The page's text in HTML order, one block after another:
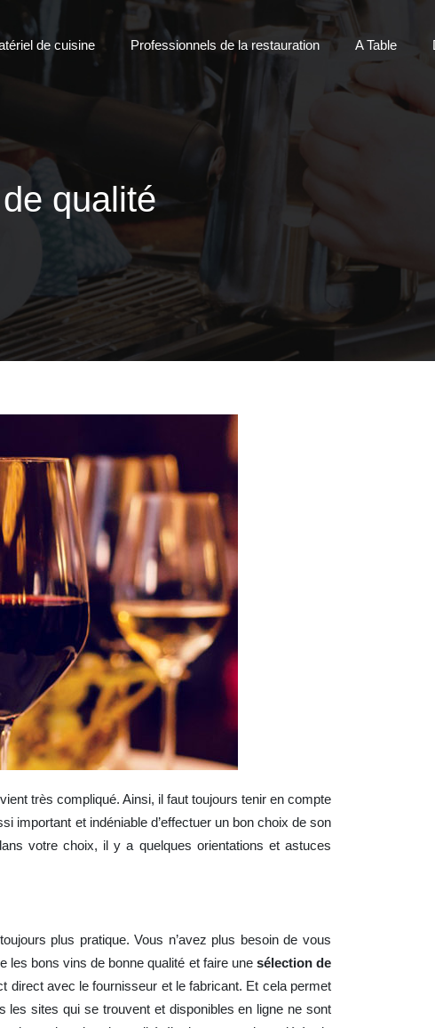
de cuisine Professionnels de la restauration A Table
qualité
très compliqué. Ainsi, il faut toujours tenir en compte
important et indéniable d’effectuer un bon choix de son
votre choix, il y a quelques orientations et astuces
plus pratique. Vous n’avez plus besoin de vous
bons vins de bonne qualité et faire une sélection de
direct avec le fournisseur et le fabricant. Et cela permet
les sites qui se trouvent et disponibles en ligne ne sont